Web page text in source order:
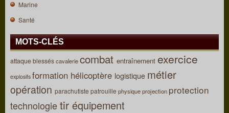
Marine
Santé
MOTS-CLÉS
attaqueblesséscavaleriecombat entraînement exercice
explosifs formation hélicoptère logistique métier
opération parachutiste patrouille physiqueprojection protection
technologietir équipement